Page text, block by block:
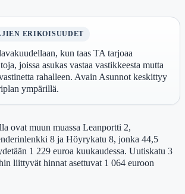
ERIKOISUUDET
kun taas TA tarjoaa
joissa asukas vastaa vastikkeesta mutta
rahalleen. Avain Asunnot keskittyy
ympärillä.
ovat muun muassa Leanportti 2,
8 ja Höyrykatu 8, jonka 44,5
1 229 euroa kuukaudessa. Uutiskatu 3
liittyvät hinnat asettuvat 1 064 euroon